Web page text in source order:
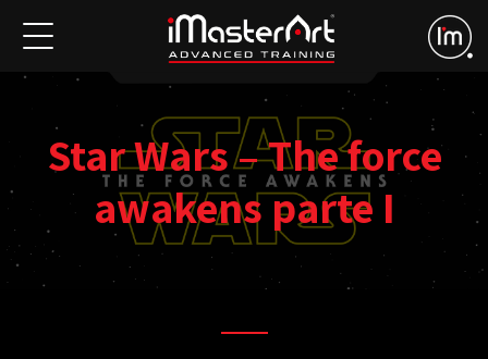
Star Wars – The force
awakens parte I